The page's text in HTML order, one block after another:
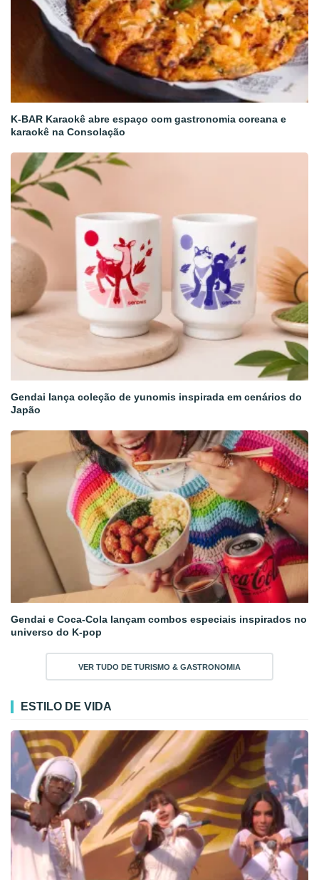
K-BAR Karaokê abre espaço com gastronomia coreana e
karaokê na Consolação
Gendai lança coleção de yunomis inspirada em cenários do
Japão
Gendai e Coca-Cola lançam combos especiais inspirados no
universo do K-pop
VER TUDO DE TURISMO & GASTRONOMIA
ESTILO DE VIDA